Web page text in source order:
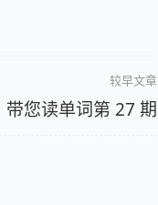
较早文章
带您读单词第 27 期